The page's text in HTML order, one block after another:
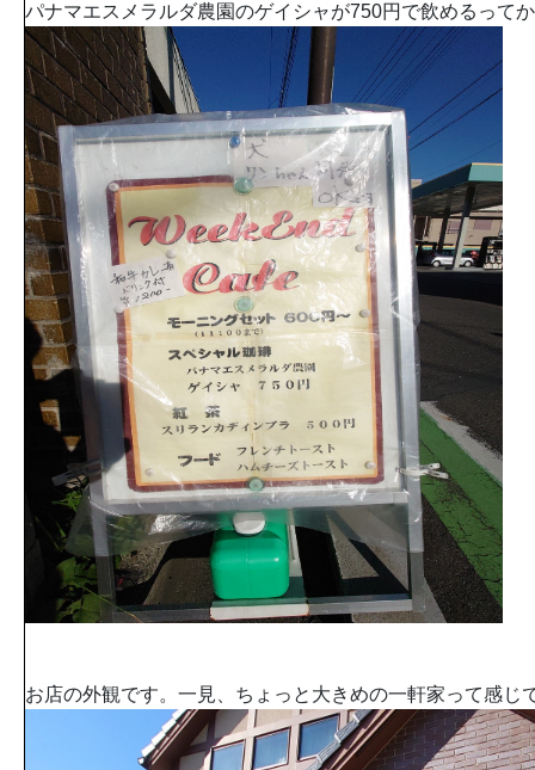
パナマエスメラルダ農園のゲイシャが750円で飲めるって
お店の外観です。一見、ちょっと大きめの一軒家って感じ